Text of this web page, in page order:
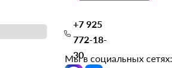
+7 925
772-18-
30
Мы в социальных сетях: